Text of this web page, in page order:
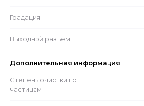
Градация
Выходной разъём
Дополнительная информация
Степень очистки по
частицам